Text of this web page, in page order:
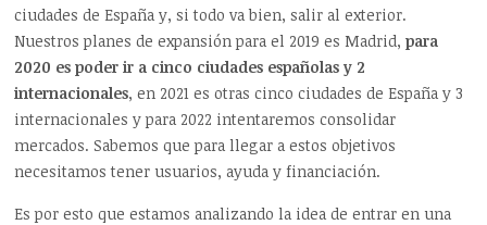
ciudades de España y, si todo va bien, salir al exterior.
Nuestros planes de expansión para el 2019 es Madrid,para
2020 es poder ir a cinco ciudades españolas y 2
internacionales, en 2021 es otras cinco ciudades de España y 3
internacionales y para 2022 intentaremos consolidar
mercados. Sabemos que para llegar a estos objetivos
necesitamos tener usuarios, ayuda y financiación.
Es por esto que estamos analizando la idea de entrar en una